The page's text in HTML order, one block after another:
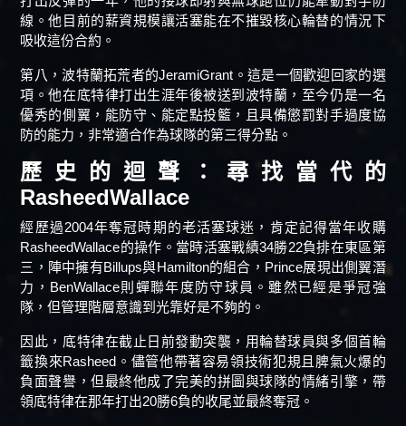
線。他目前的薪資規模讓活塞能在不摧毀核心輪替的情況下
吸收這份合約。
第八，波特蘭拓荒者的JeramiGrant。這是一個歡迎回家的選
項。他在底特律打出生涯年後被送到波特蘭，至今仍是一名
優秀的側翼，能防守、能定點投籃，且具備懲罰對手過度協
防的能力，非常適合作為球隊的第三得分點。
歷史的迴聲：尋找當代的
RasheedWallace
經歷過2004年奪冠時期的老活塞球迷，肯定記得當年收購
RasheedWallace的操作。當時活塞戰績34勝22負排在東區第
三，陣中擁有Billups與Hamilton的組合，Prince展現出側翼潛
力，BenWallace則蟬聯年度防守球員。雖然已經是爭冠強
隊，但管理階層意識到光靠好是不夠的。
因此，底特律在截止日前發動突襲，用輪替球員與多個首輪
籤換來Rasheed。儘管他帶著容易領技術犯規且脾氣火爆的
負面聲譽，但最終他成了完美的拼圖與球隊的情緒引擎，帶
領底特律在那年打出20勝6負的收尾並最終奪冠。